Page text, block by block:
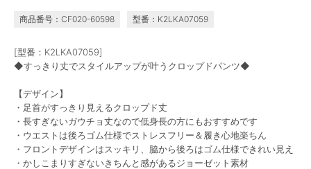
商品番号：CF020-60598 型番：K2LKA07059
[型番：K2LKA07059]
◆すっきり丈でスタイルアップが叶うクロップドパンツ◆
【デザイン】
・足首がすっきり見えるクロップド丈
・長すぎないガウチョ丈なので低身長の方にもおすすめです
・ウエストは後ろゴム仕様でストレスフリー＆履き心地楽ちん
・フロントデザインはスッキリ、脇から後ろはゴム仕様できれい見え
・かしこまりすぎないきちんと感があるジョーゼット素材